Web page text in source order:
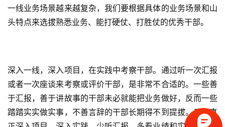
标
杆
全
考
察
一线业务场景越来越复杂，我们要根据具体的业务场景和山
头特点来选拔熟悉业务、能打硬仗、打胜仗的优秀干部。
深入一线，深入项目，在实践中考察干部。通过听一次汇报
或者一次座谈来考察或评价干部，是非常不合适的。一些善
于汇报，善于讲故事的干部未必就能把业务做好，反而一些
踏踏实实做实事，不善言辞的干部长期得不到提拔。只有真